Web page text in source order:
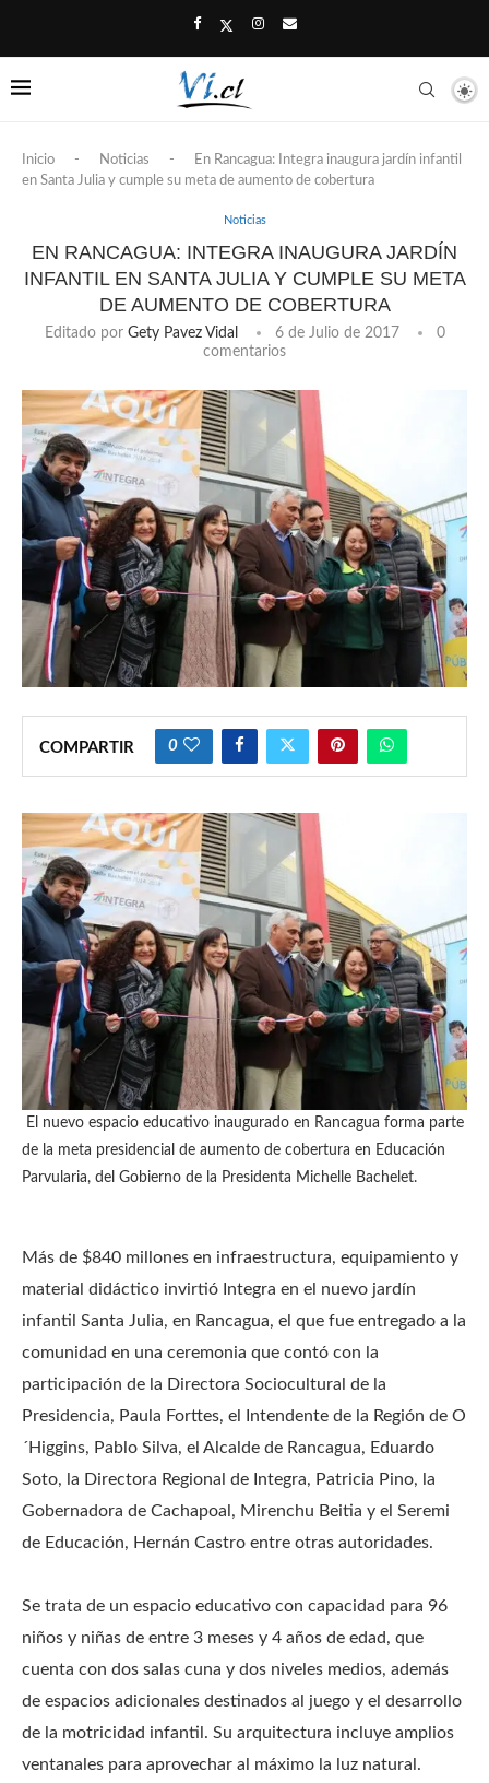
Inicio - Noticias -
En Rancagua: Integra inaugura jardín infantil
en Santa Julia y cumple su meta de aumento de cobertura
Noticias
EN RANCAGUA: INTEGRA INAUGURA JARDÍN
INFANTIL EN SANTA JULIA Y CUMPLE SU META
DE AUMENTO DE COBERTURA
Editado por Gety Pavez Vidal 6 de Julio de 2017
0
comentarios
COMPARTIR 0
El nuevo espacio educativo inaugurado en Rancagua forma parte
de la meta presidencial de aumento de cobertura en Educación
Parvularia, del Gobierno de la Presidenta Michelle Bachelet.
Más de $840 millones en infraestructura, equipamiento y
material didáctico invirtió Integra en el nuevo jardín
infantil Santa Julia, en Rancagua, el que fue entregado a la
comunidad en una ceremonia que contó con la
participación de la Directora Sociocultural de la
Presidencia, Paula Forttes, el Intendente de la Región de O
´Higgins, Pablo Silva, el Alcalde de Rancagua, Eduardo
Soto, la Directora Regional de Integra, Patricia Pino, la
Gobernadora de Cachapoal, Mirenchu Beitia y el Seremi
de Educación, Hernán Castro entre otras autoridades.
Se trata de un espacio educativo con capacidad para 96
niños y niñas de entre 3 meses y 4 años de edad, que
cuenta con dos salas cuna y dos niveles medios, además
de espacios adicionales destinados al juego y el desarrollo
de la motricidad infantil. Su arquitectura incluye amplios
ventanales para aprovechar al máximo la luz natural.